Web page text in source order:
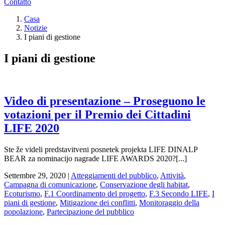
Contatto
Casa
Notizie
I piani di gestione
I piani di gestione
Video di presentazione – Proseguono le
votazioni per il Premio dei Cittadini
LIFE 2020
Ste že videli predstavitveni posnetek projekta LIFE DINALP
BEAR za nominacijo nagrade LIFE AWARDS 2020?[...]
Settembre 29, 2020 | Atteggiamenti del pubblico, Attività,
Campagna di comunicazione, Conservazione degli habitat,
Ecoturismo, F.1 Coordinamento del progetto, F.3 Secondo LIFE, I
piani di gestione, Mitigazione dei conflitti, Monitoraggio della
popolazione, Partecipazione del pubblico